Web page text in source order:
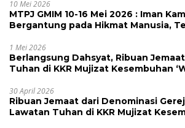
10 Mei 2026
MTPJ GMIM 10-16 Mei 2026 : Iman
Bergantung pada Hikmat Manusia,
1 Mei 2026
Berlangsung Dahsyat, Ribuan
Tuhan di KKR Mujizat Kesembuhan ‘Waktunya Sudah
30 April 2026
Ribuan Jemaat dari Denominasi
Lawatan Tuhan di KKR Mujizat Kesembuhan Malam Ke